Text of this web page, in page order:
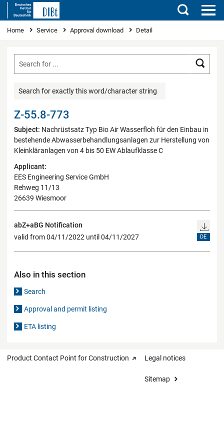
Search
You are here
Home Service Approval download Detail
Search for exactly this word/character string
Z-55.8-773
Subject: Nachrüstsatz Typ Bio Air Wasserfloh für den Einbau in
bestehende Abwasserbehandlungsanlagen zur Herstellung von
Kleinkläranlagen von 4 bis 50 EW Ablaufklasse C
Applicant:
EES Engineering Service GmbH
Rehweg 11/13
26639 Wiesmoor
abZ+aBG Notification
valid from 04/11/2022 until 04/11/2027
DE
Also in this section
Search
Approval and permit listing
ETA listing
Product Contact Point for Construction Legal notices
Sitemap